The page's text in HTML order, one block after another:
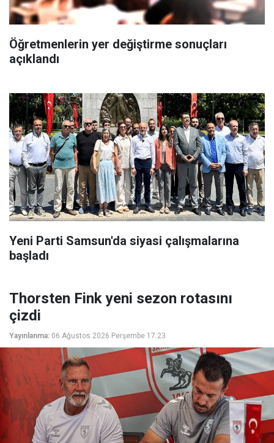
Öğretmenlerin yer değiştirme sonuçları
açıklandı
Yeni Parti Samsun'da siyasi çalışmalarına
başladı
Thorsten Fink yeni sezon rotasını
çizdi
Yayınlanma: 06 Ağustos 2026 Perşembe 17:23